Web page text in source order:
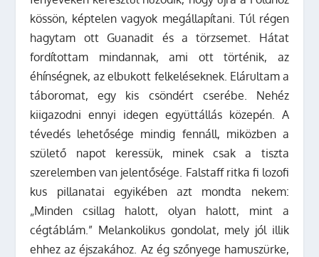
kössön, képtelen vagyok megállapítani. Túl régen
hagytam ott Guanadit és a törzsemet. Hátat
fordítottam mindannak, ami ott történik, az
éhínségnek, az elbukott felkeléseknek. Elárultam a
táboromat, egy kis csöndért cserébe. Nehéz
kiigazodni ennyi idegen együttállás közepén. A
tévedés lehetősége mindig fennáll, miközben a
születő napot keressük, minek csak a tiszta
szerelemben van jelentősége. Falstaff ritka fi lozofi
kus pillanatai egyikében azt mondta nekem:
„Minden csillag halott, olyan halott, mint a
cégtáblám.” Melankolikus gondolat, mely jól illik
ehhez az éjszakához. Az ég szőnyege hamuszürke,